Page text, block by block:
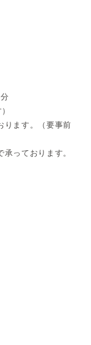
ります。（要事前
っております。